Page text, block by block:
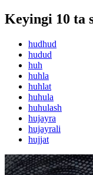
Keyingi 10 ta
hudhud
hudud
huh
huhla
huhlat
huhula
huhulash
hujayra
hujayrali
hujjat